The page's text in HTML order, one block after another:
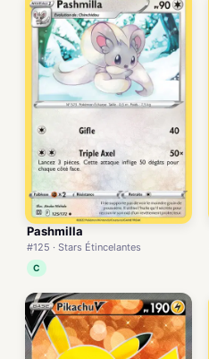
Pashmilla
#125 · Stars Étincelantes
C